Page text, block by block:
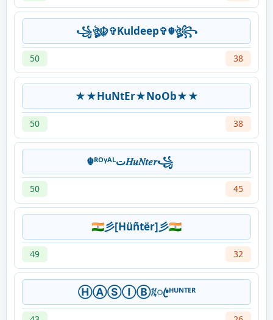
꧁ঔৣ☬✞Kuldeep✞☬ঔৣ꧂
50 38
★★HuNtEr★NoOb★★
50 38
☬ᴿᴼᵞᴬᴸت︎𝐻𝑢𝑁𝑡𝑒𝑟꧁
50 45
🇮🇳彡[Hüñtër]彡🇮🇳
49 32
ⒽⒶⓈⒾⒷᜰꦿ•ᴴᵁᴺᵀᴱᴿ